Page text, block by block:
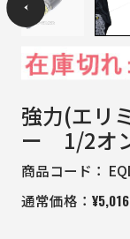
強力(エリ
ー 1/2オ
商品コード：
通常価格： ¥5,016